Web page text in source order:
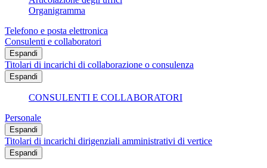
Organigramma
Telefono e posta elettronica
Consulenti e collaboratori
Espandi
Titolari di incarichi di collaborazione o consulenza
Espandi
CONSULENTI E COLLABORATORI
Personale
Espandi
Titolari di incarichi dirigenziali amministrativi di vertice
Espandi